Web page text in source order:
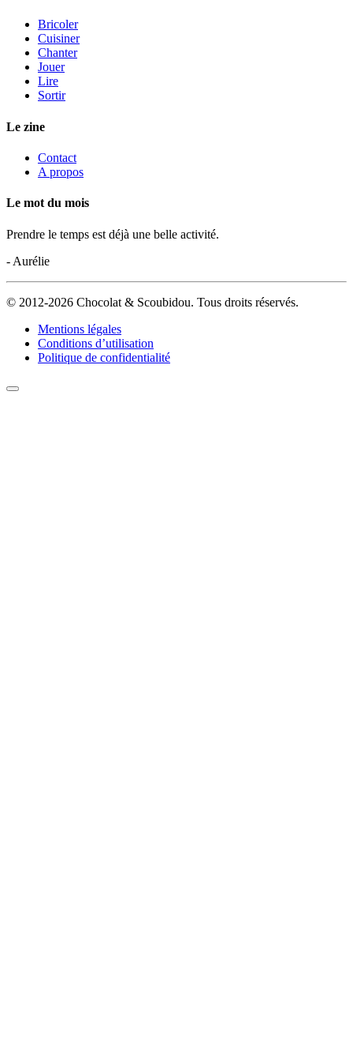
Bricoler
Cuisiner
Chanter
Jouer
Lire
Sortir
Le zine
Contact
A propos
Le mot du mois
Prendre le temps est déjà une belle activité.
- Aurélie
© 2012-2026 Chocolat & Scoubidou. Tous droits réservés.
Mentions légales
Conditions d’utilisation
Politique de confidentialité